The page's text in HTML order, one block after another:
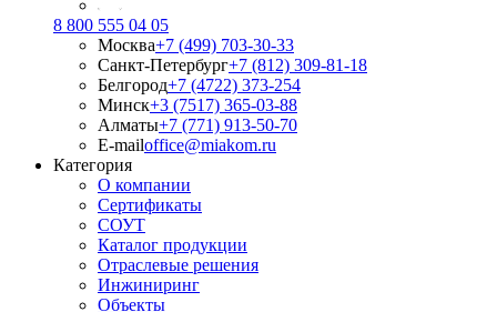
8 800 555 04 05
Москва+7 (499) 703-30-33
Санкт-Петербург+7 (812) 309-81-18
Белгород+7 (4722) 373-254
Минск+3 (7517) 365-03-88
Алматы+7 (771) 913-50-70
E-mailoffice@miakom.ru
Категория
О компании
Сертификаты
СОУТ
Каталог продукции
Отраслевые решения
Инжиниринг
Объекты